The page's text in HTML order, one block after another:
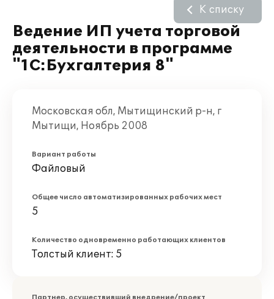
Ведение ИП учета торговой
деятельности в программе
"1С:Бухгалтерия 8"
К списку
Московская обл, Мытищинский р-н, г
Мытищи, Ноябрь 2008
Вариант работы
Файловый
Общее число автоматизированных рабочих мест
5
Количество одновременно работающих клиентов
Толстый клиент: 5